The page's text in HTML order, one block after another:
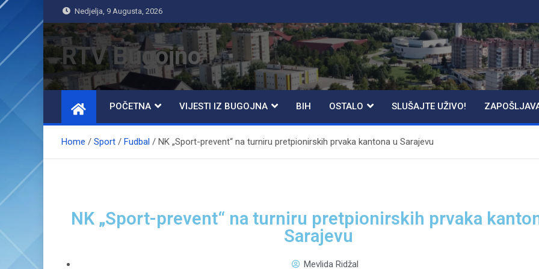
Nedjelja, 9 Augusta, 2026
RTV Bugojno
POČETNA VIJESTI IZ BUGOJNA BIH OSTALO SLUŠAJTE UŽIVO!
Home Sport Fudbal NK „Sport-prevent“ na turniru pretpionirskih prvaka kantona u Sarajevu
NK „Sport-prevent“ na turniru pretpionirskih prvaka
Sarajevu
Mevlida Ridžal